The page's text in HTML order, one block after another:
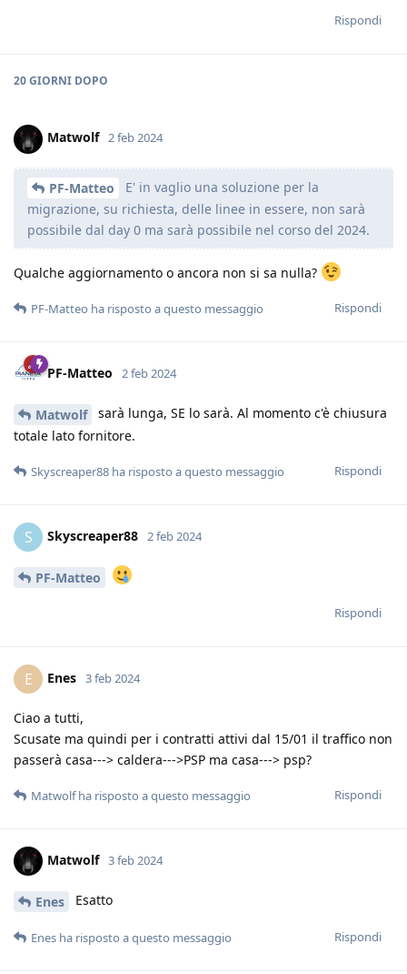
Rispondi
20 GIORNI DOPO
Matwolf 2 feb 2024
PF-Matteo
E' in vaglio una soluzione per la
migrazione, su richiesta, delle linee in essere, non sarà
possibile dal day 0 ma sarà possibile nel corso del 2024.
Qualche aggiornamento o ancora non si sa nulla?
Rispondi
PF-Matteo ha risposto a questo messaggio
PF-Matteo 2 feb 2024
Matwolf
sarà lunga, SE lo sarà. Al momento c'è chiusura
totale lato fornitore.
Rispondi
Skyscreaper88 ha risposto a questo messaggio
S Skyscreaper88 2 feb 2024
PF-Matteo
Rispondi
E Enes 3 feb 2024
Ciao a tutti,
Scusate ma quindi per i contratti attivi dal 15/01 il traffico non
passerà casa---> caldera--->PSP ma casa---> psp?
Rispondi
Matwolfha risposto a questo messaggio
Matwolf 3 feb 2024
Enes Esatto
Rispondi
Enes ha risposto a questo messaggio